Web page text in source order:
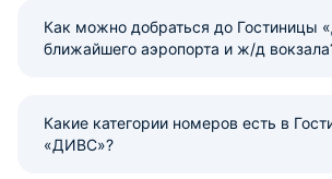
Как можно добраться до Гостиницы
ближайшего аэропорта и ж/д
Какие категории номеров есть в
«ДИВС»?